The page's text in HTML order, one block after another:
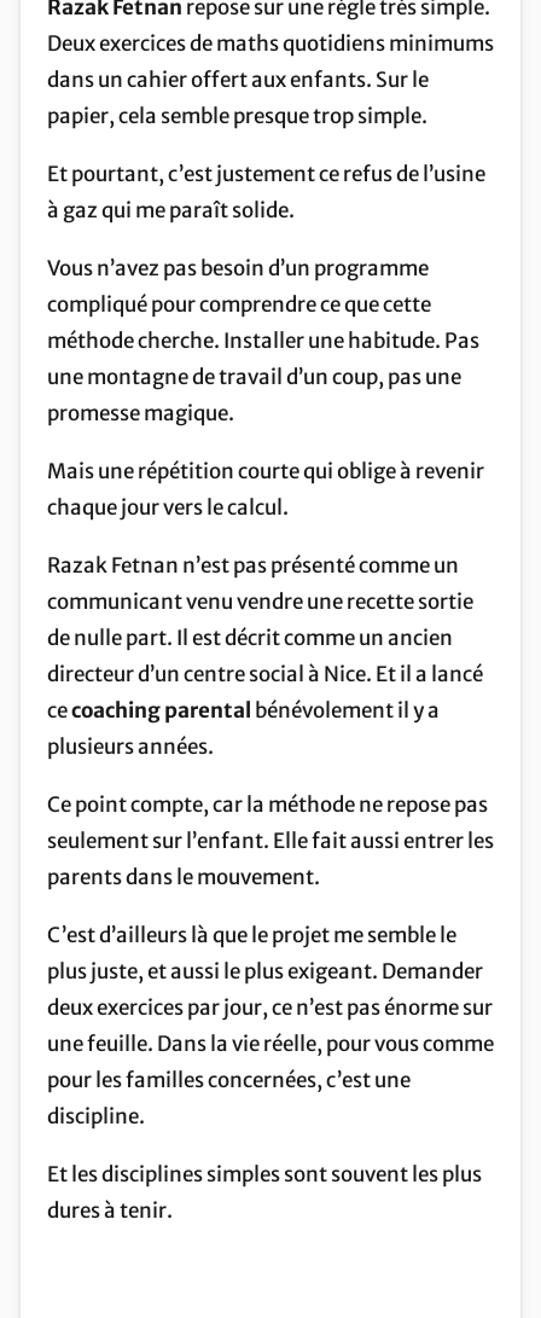
Razak Fetnan repose sur une règle très simple.
Deux exercices de maths quotidiens minimums
dans un cahier offert aux enfants. Sur le
papier, cela semble presque trop simple.
Et pourtant, c’est justement ce refus de l’usine
à gaz qui me paraît solide.
Vous n’avez pas besoin d’un programme
compliqué pour comprendre ce que cette
méthode cherche. Installer une habitude. Pas
une montagne de travail d’un coup, pas une
promesse magique.
Mais une répétition courte qui oblige à revenir
chaque jour vers le calcul.
Razak Fetnan n’est pas présenté comme un
communicant venu vendre une recette sortie
de nulle part. Il est décrit comme un ancien
directeur d’un centre social à Nice. Et il a lancé
cecoaching parental bénévolement il y a
plusieurs années.
Ce point compte, car la méthode ne repose pas
seulement sur l’enfant. Elle fait aussi entrer les
parents dans le mouvement.
C’est d’ailleurs là que le projet me semble le
plus juste, et aussi le plus exigeant. Demander
deux exercices par jour, ce n’est pas énorme sur
une feuille. Dans la vie réelle, pour vous comme
pour les familles concernées, c’est une
discipline.
Et les disciplines simples sont souvent les plus
dures à tenir.